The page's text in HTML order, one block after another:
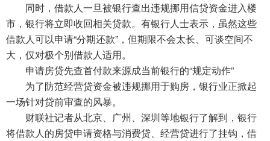
同时，借款人一旦被银行查出违规挪用信贷资金进入楼
市，银行将立即收回相关贷款。有银行人士表示，虽然这些
借款人可以申请“分期还款”，但期限不会太长、可谈空间不
大，仅对极个别借款人适用。
申请房贷先查首付款来源成当前银行的“规定动作”
为了防范经营贷资金被违规挪用于购房，银行业正掀起
一场针对贷前审查的风暴。
财联社记者从北京、广州、深圳等地银行了解到，银行
将借款人的房贷申请资格与消费贷、经营贷进行了挂钩，借